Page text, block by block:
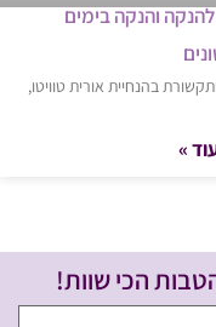
והנקה בימים
בהנחיית אורית טוויטו,
»
הכי שוות!